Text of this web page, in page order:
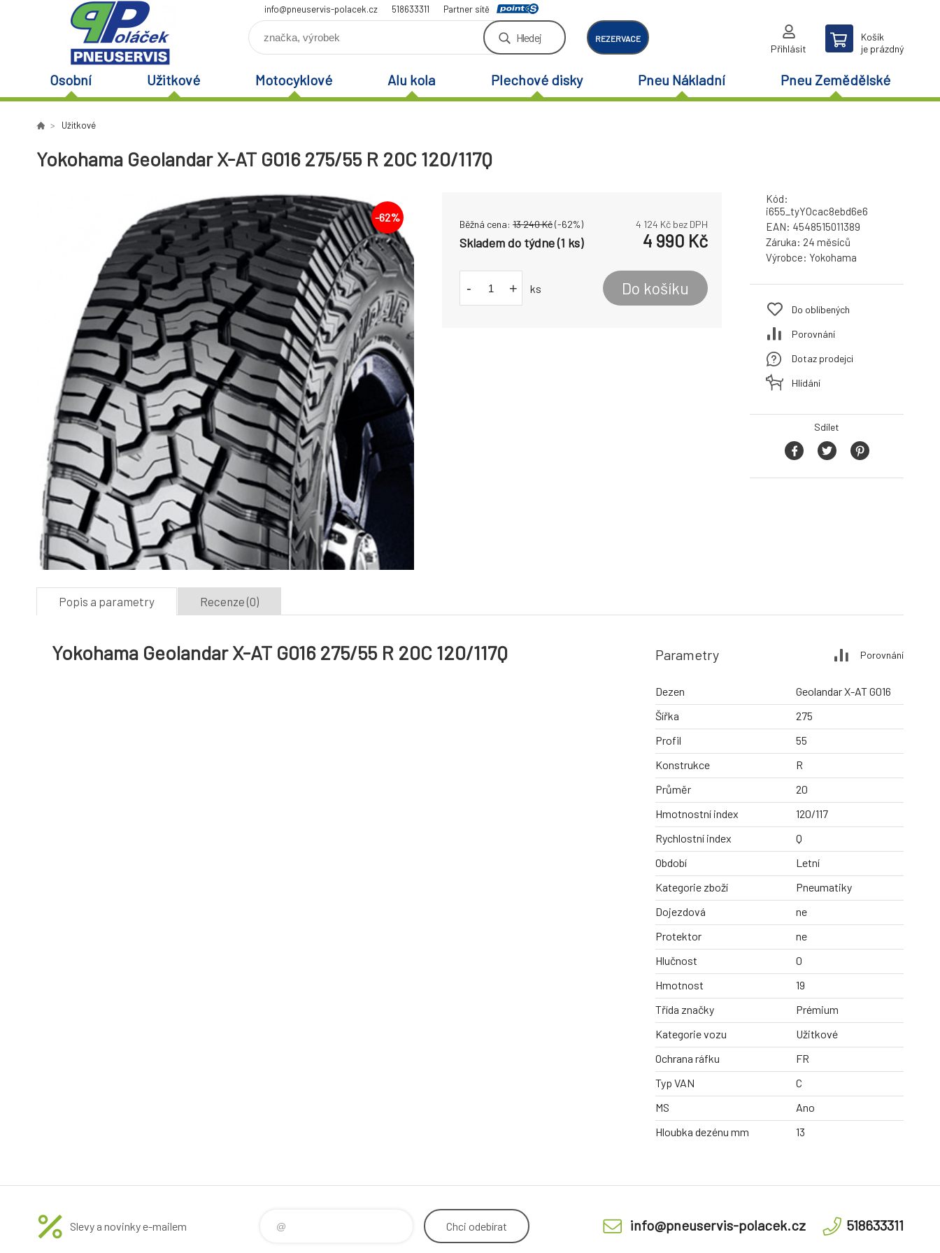
info@pneuservis-polacek.cz 518633311 Partner sítě
Hledej REZERVACE
Přihlásit
Košík
je prázdný
Osobní Užitkové Motocyklové Alu kola Plechové disky Pneu Nákladní Pneu Zemědělské
Užitkové
Yokohama Geolandar X-AT G016 275/55 R 20C 120/117Q
-62%
Běžná cena: 13 240Kč(-62%) 4 124 Kč bez DPH
Skladem do týdne (1 ks) 4 990 Kč
- + ks Do košíku
Kód:
i655_tyYOcac8ebd6e6
EAN: 4548515011389
Záruka: 24 měsíců
Výrobce: Yokohama
Do oblíbených
Porovnání
Dotaz prodejci
Hlídání
Sdílet
Popis a parametry Recenze (0)
Yokohama Geolandar X-AT G016 275/55 R 20C 120/117Q Parametry Porovnání
Dezen
Geolandar X-AT G016
Šířka
275
Profil
55
Konstrukce
R
Průměr
20
Hmotnostní index
120/117
Rychlostní index
Q
Období
Letní
Kategorie zboží
Pneumatiky
Dojezdová
ne
Protektor
ne
Hlučnost
0
Hmotnost
19
Třída značky
Prémium
Kategorie vozu
Užitkové
Ochrana ráfku
FR
Typ VAN
C
MS
Ano
Hloubka dezénu mm
13
Slevy a novinky e-mailem Chci odebírat info@pneuservis-polacek.cz 518633311